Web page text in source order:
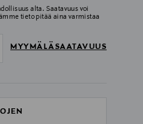
alta. Saatavuus voi
tieto pitää aina varmistaa
MYYMÄLÄSAATAVUUS